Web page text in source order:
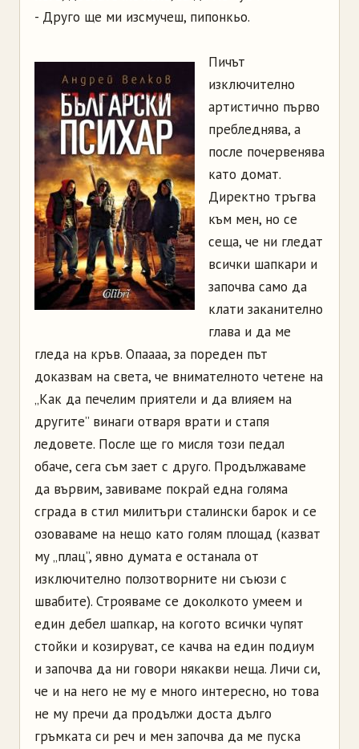
- Друго ще ми изсмучеш, пипонкьо.
Пичът
изключително
артистично първо
пребледнява, а
после почервенява
като домат.
Директно тръгва
към мен, но се
сеща, че ни гледат
всички шапкари и
започва само да
клати заканително
глава и да ме
гледа на кръв. Опаааа, за пореден път
доказвам на света, че внимателното четене на
„Как да печелим приятели и да влияем на
другите” винаги отваря врати и стапя
ледовете. После ще го мисля този педал
обаче, сега съм зает с друго. Продължаваме
да вървим, завиваме покрай една голяма
сграда в стил милитъри сталински барок и се
озоваваме на нещо като голям площад (казват
му „плац”, явно думата е останала от
изключително ползотворните ни съюзи с
швабите). Строяваме се доколкото умеем и
един дебел шапкар, на когото всички чупят
стойки и козируват, се качва на един подиум
и започва да ни говори някакви неща. Личи си,
че и на него не му е много интересно, но това
не му пречи да продължи доста дълго
гръмката си реч и мен започва да ме пуска